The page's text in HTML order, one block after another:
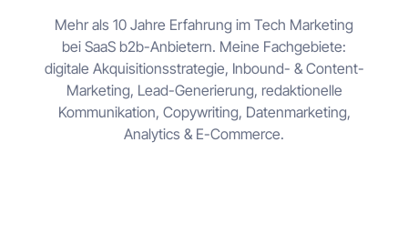
Mehr als 10 Jahre Erfahrung im Tech Marketing
bei SaaS b2b-Anbietern. Meine Fachgebiete:
digitale Akquisitionsstrategie, Inbound- & Content-
Marketing, Lead-Generierung, redaktionelle
Kommunikation, Copywriting, Datenmarketing,
Analytics & E-Commerce.